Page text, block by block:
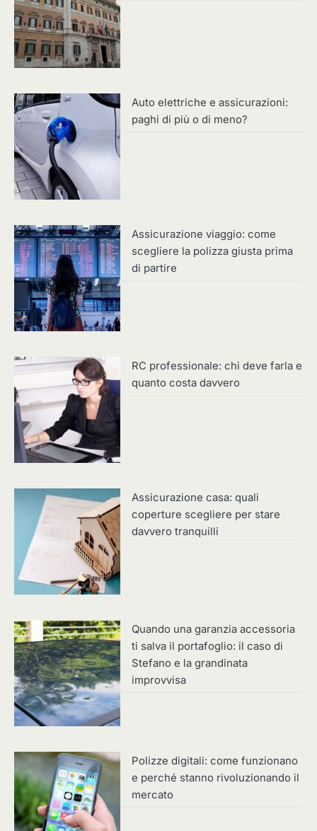
Auto elettriche e assicurazioni:
paghi di più o di meno?
Assicurazione viaggio: come
scegliere la polizza giusta prima
di partire
RC professionale: chi deve farla e
quanto costa davvero
Assicurazione casa: quali
coperture scegliere per stare
davvero tranquilli
Quando una garanzia accessoria
ti salva il portafoglio: il caso di
Stefano e la grandinata
improvvisa
Polizze digitali: come funzionano
e perché stanno rivoluzionando il
mercato